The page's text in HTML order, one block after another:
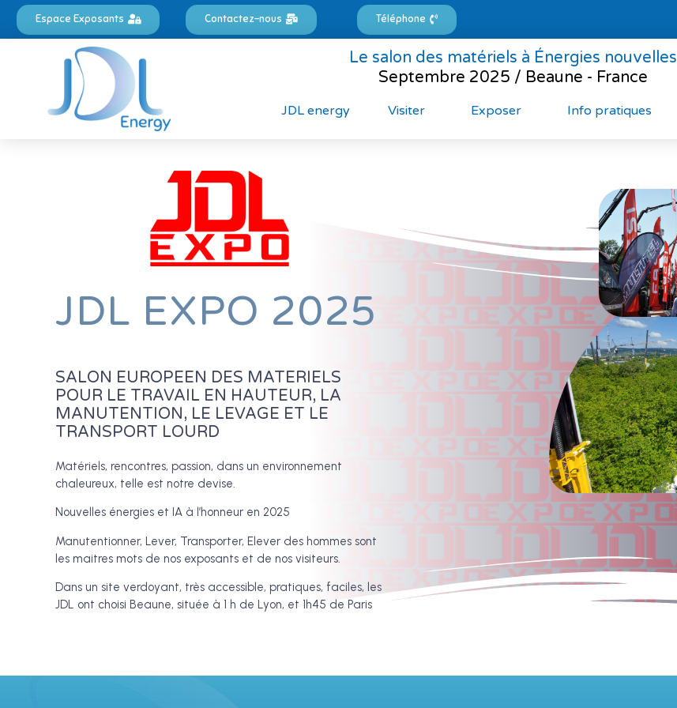
Espace Exposants Contactez-nous Téléphone
Le salon des matériels à Énergies nouvelles
Septembre 2025 / Beaune - France
JDL energy Visiter Exposer Info pratiques
JDL EXPO 2025
SALON EUROPEEN DES MATERIELS
POUR LE TRAVAIL EN HAUTEUR, LA
MANUTENTION, LE LEVAGE ET LE
TRANSPORT LOURD
Matériels, rencontres, passion, dans un environnement
chaleureux, telle est notre devise.
Nouvelles énergies et IA à l’honneur en 2025
Manutentionner, Lever, Transporter, Elever des hommes sont
les maitres mots de nos exposants et de nos visiteurs.
Dans un site verdoyant, très accessible, pratiques, faciles, les
JDL ont choisi Beaune, située à 1 h de Lyon, et 1h45 de Paris